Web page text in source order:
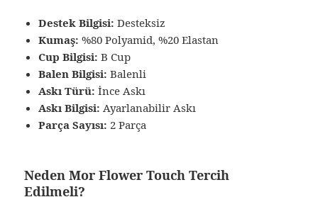
Destek Bilgisi: Desteksiz
Kumaş: %80 Polyamid, %20 Elastan
Cup Bilgisi: B Cup
Balen Bilgisi: Balenli
Askı Türü: İnce Askı
Askı Bilgisi: Ayarlanabilir Askı
Parça Sayısı: 2 Parça
Neden Mor Flower Touch Tercih
Edilmeli?